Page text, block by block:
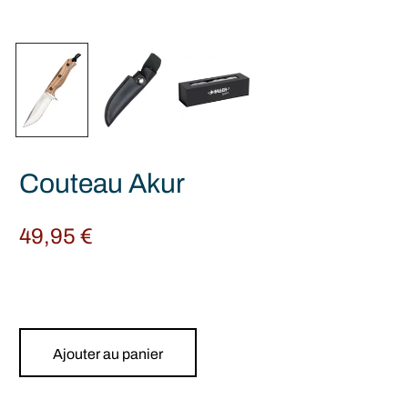
Couteau Akur
49,95€
Ajouter au panier